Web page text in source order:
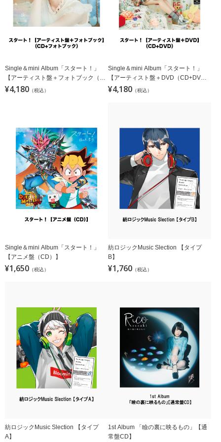
Single＆mini Album「スタート！」
【アーティスト盤＋フォトブック（C
D+フォトブック）】
¥4,180 （税込）
Single＆mini Album「スタート！」
【アーティスト盤＋DVD（CD+DV
D）】
¥4,180 （税込）
Single＆mini Album「スタート！」
【アニメ盤（CD）】
¥1,650 （税込）
紡ロジックMusic Slection 【タイプ
B】
¥1,760 （税込）
紡ロジックMusic Slection 【タイプ
A】
1st Album 「瞼の裏に映るもの」【通
常盤CD】